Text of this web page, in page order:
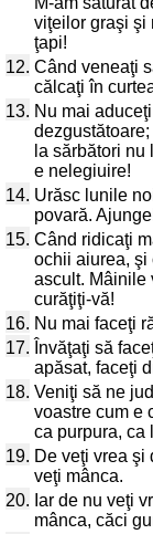
viţeilor graşi şi
ţapi!
12. Când veneaţi
călcaţi în
13. Nu mai
la sărbători
e nelegiuire!
14. Urăsc lunile
povară.
15. Când ridicaţi
ochii aiurea, şi
ascult. Mâinile
curăţiţi-vă!
16. Nu mai faceţi
17. Învăţaţi să
apăsat, faceţi
18. Veniţi să ne
voastre cum e
ca purpura, ca
19. De veţi vrea şi
veţi mânca.
20. Iar de nu veţi
mânca, căci